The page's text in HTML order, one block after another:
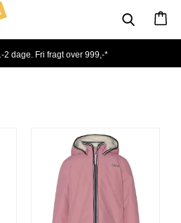
2 dage. Fri fragt over 999,-*